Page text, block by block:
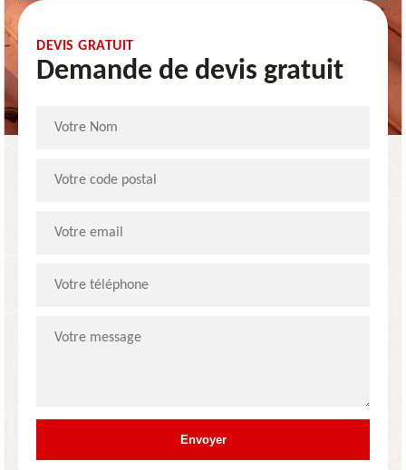
DEVIS GRATUIT
Demande de devis gratuit